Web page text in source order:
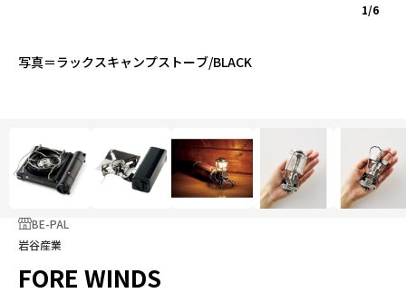
写真＝ラックスキャンプストーブ/BLACK
1/6
BE-PAL
岩谷産業
FORE WINDS